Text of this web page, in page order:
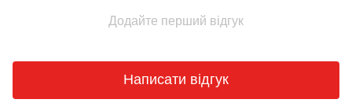
Додайте перший відгук
Написати відгук